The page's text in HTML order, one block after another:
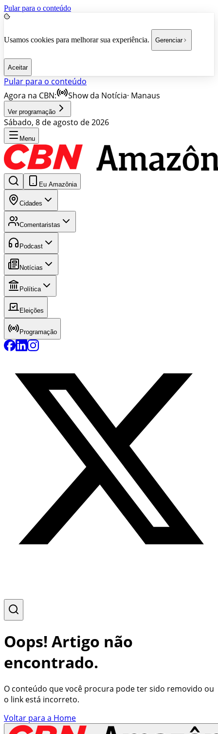
Pular para o conteúdo
Usamos cookies para melhorar sua experiência. Gerenciar
Aceitar
Pular para o conteúdo
Agora na CBN:
Show da Notícia· Manaus
Ver programação
Sábado, 8 de agosto de 2026
Menu
Eu Amazônia
Cidades
Comentaristas
Podcast
Notícias
Política
Eleições
Programação
Oops! Artigo não
encontrado.
O conteúdo que você procura pode ter sido removido ou
o link está incorreto.
Voltar para a Home